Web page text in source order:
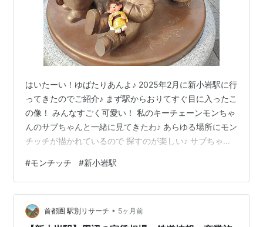
はいたーい！ゆばたりあんよ♪ 2025年2月に新小岩駅に行
ってきたのでご紹介♪ まず駅からおりてすぐ目に入ったこ
の像！ みんなすごく可愛い！ 私のキーチェーンモンちゃ
んのサブちゃんと一緒に見てきたわ♪ あらゆる場所にモン
チッチが描かれているので 探すのが楽しい♪ サブちゃん
に、モンチッチ銅像作りのとっても良い本があるの。 と
っても面白いからおすすめ♪ さてさて、 マンホールもモ
ンチッチ！ これはマンホールカードがあるので もらいに
行きたい♪ 新小岩駅には無さそう。 夜になるとライトア
#モンチッチ #新小岩駅
首都圏 駅別リサーチ • 5ヶ月前